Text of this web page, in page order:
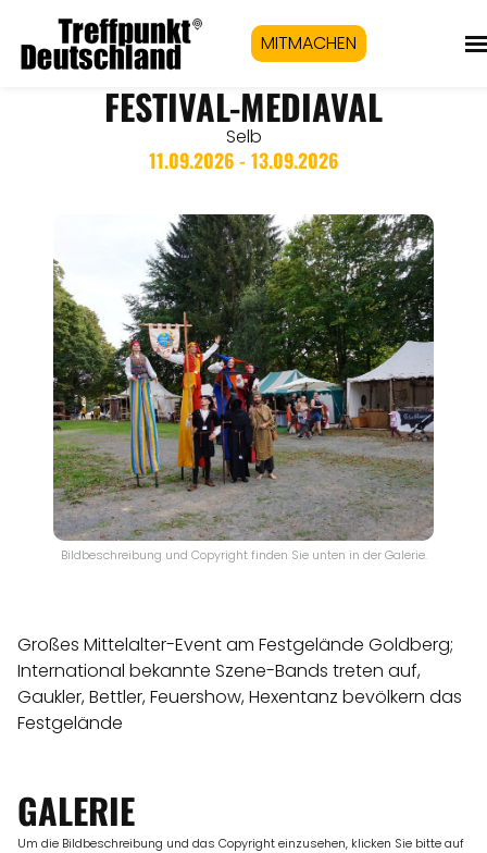
MITMACHEN
FESTIVAL-MEDIAVAL
Selb
11.09.2026 - 13.09.2026
Bildbeschreibung und Copyright finden Sie unten in der Galerie.
Großes Mittelalter-Event am Festgelände Goldberg;
International bekannte Szene-Bands treten auf,
Gaukler, Bettler, Feuershow, Hexentanz bevölkern das
Festgelände
GALERIE
Um die Bildbeschreibung und das Copyright einzusehen, klicken Sie bitte auf